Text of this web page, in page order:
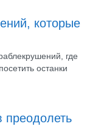
которые
где
останки
преодолеть